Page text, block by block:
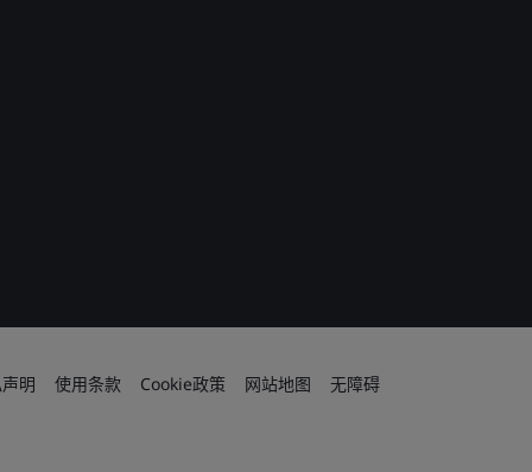
明 使用条款 Cookie政策 网站地图 无障碍